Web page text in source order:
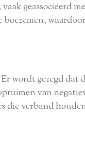
geassocieerd
wordt gezegd
van
die verband